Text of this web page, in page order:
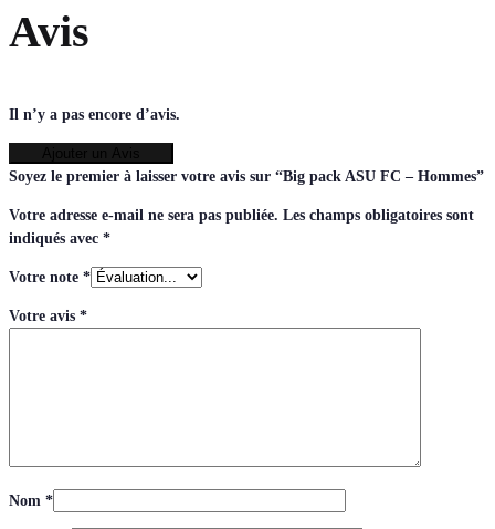
Avis
Il n’y a pas encore d’avis.
Soyez le premier à laisser votre avis sur “Big pack ASU FC – Hommes”
Votre adresse e-mail ne sera pas publiée. Les champs obligatoires sont
indiqués avec *
Votre note *
Votre avis *
Nom *